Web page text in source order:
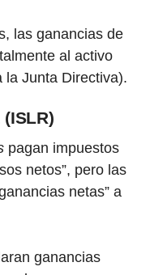
las ganancias de
al activo
la Junta Directiva).
pagan impuestos
netos”, pero las
netas” a
ganancias